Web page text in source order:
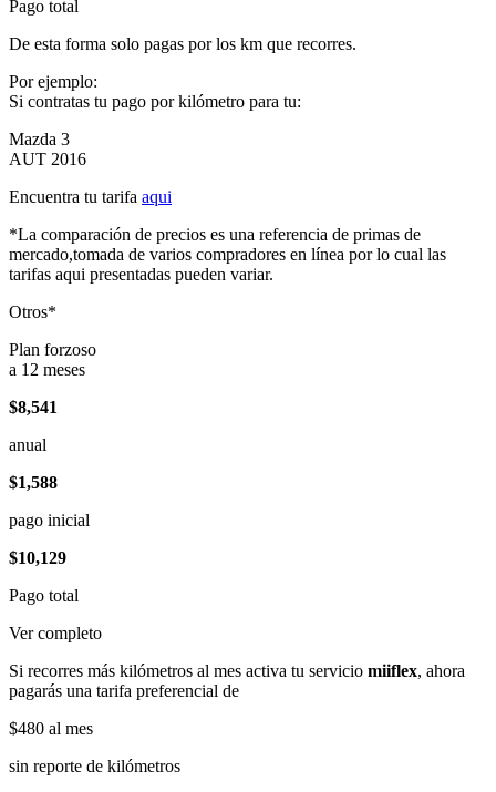
Pago total
De esta forma solo pagas por los km que recorres.
Por ejemplo:
Si contratas tu pago por kilómetro para tu:
Mazda 3
AUT 2016
Encuentra tu tarifa aqui
*La comparación de precios es una referencia de primas de
mercado,tomada de varios compradores en línea por lo cual las
tarifas aqui presentadas pueden variar.
Otros*
Plan forzoso
a 12 meses
$8,541
anual
$1,588
pago inicial
$10,129
Pago total
Ver completo
Si recorres más kilómetros al mes activa tu servicio miiflex, ahora
pagarás una tarifa preferencial de
$480 al mes
sin reporte de kilómetros